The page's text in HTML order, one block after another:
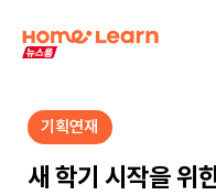
기업뉴스
기획연재
새 학기 시작을 위